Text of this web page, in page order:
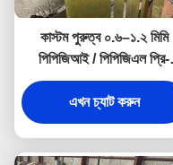
কাস্টম পুরুত্ব ০.৬–১.২ মিমি
পিপিজিআই / পিপিজিএল প্রি-
পেইন্টেড কালার কোটেড
গ্যালভানাইজড স্টিল কয়েল ও শিট
এখন চ্যাট করুন